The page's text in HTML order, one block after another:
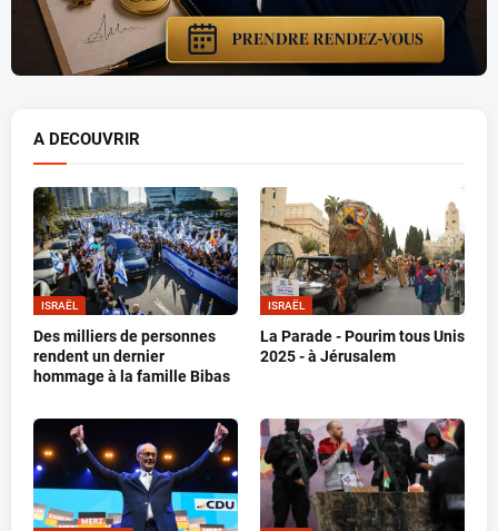
A DECOUVRIR
ISRAËL
Des milliers de personnes
rendent un dernier
hommage à la famille Bibas
ISRAËL
La Parade - Pourim tous Unis
2025 - à Jérusalem